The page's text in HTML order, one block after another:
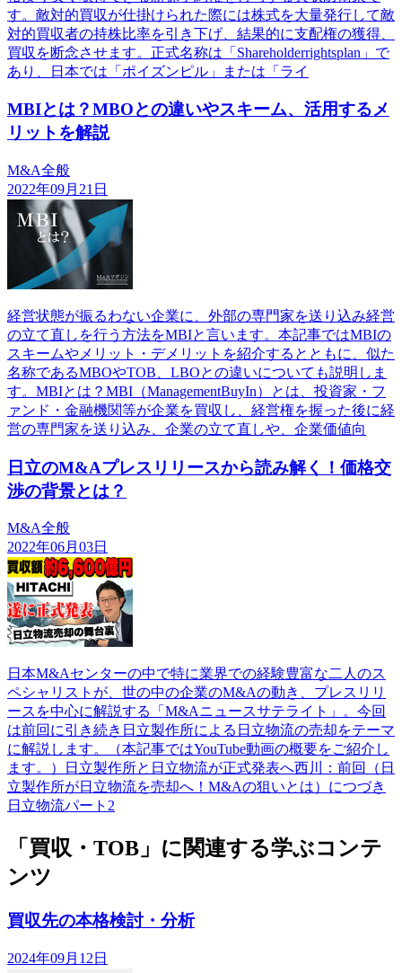
す。敵対的買収が仕掛けられた際には株式を大量発行して敵
対的買収者の持株比率を引き下げ、結果的に支配権の獲得、
買収を断念させます。正式名称は「Shareholderrightsplan」で
あり、日本では「ポイズンピル」または「ライ
MBIとは？MBOとの違いやスキーム、活用するメ
リットを解説
M&A全般
2022年09月21日
経営状態が振るわない企業に、外部の専門家を送り込み経営
の立て直しを行う方法をMBIと言います。本記事ではMBIの
スキームやメリット・デメリットを紹介するとともに、似た
名称であるMBOやTOB、LBOとの違いについても説明しま
す。MBIとは？MBI（ManagementBuyIn）とは、投資家・フ
ァンド・金融機関等が企業を買収し、経営権を握った後に経
営の専門家を送り込み、企業の立て直しや、企業価値向
日立のM&Aプレスリリースから読み解く！価格交
渉の背景とは？
M&A全般
2022年06月03日
日本M&Aセンターの中で特に業界での経験豊富な二人のス
ペシャリストが、世の中の企業のM&Aの動き、プレスリリ
ースを中心に解説する「M&Aニュースサテライト」。今回
は前回に引き続き日立製作所による日立物流の売却をテーマ
に解説します。（本記事ではYouTube動画の概要をご紹介し
ます。）日立製作所と日立物流が正式発表へ西川：前回（日
立製作所が日立物流を売却へ！M&Aの狙いとは）につづき
日立物流パート2
「買収・TOB」に関連する学ぶコンテ
ンツ
買収先の本格検討・分析
2024年09月12日